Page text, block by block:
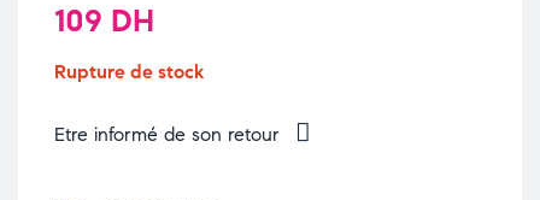
109 DH
Rupture de stock
Etre informé de son retour